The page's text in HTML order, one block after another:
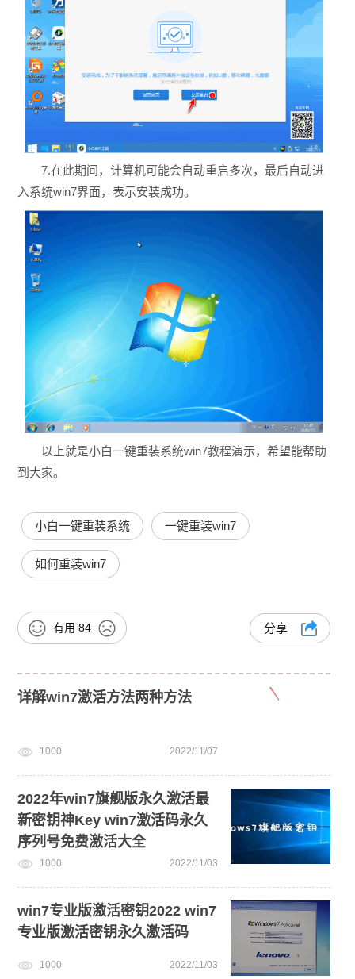
7.在此期间，计算机可能会自动重启多次，最后自动进
入系统win7界面，表示安装成功。
以上就是小白一键重装系统win7教程演示，希望能帮助
到大家。
小白一键重装系统 一键重装win7
如何重装win7
有用 84 分享
详解win7激活方法两种方法
1000 2022/11/07
2022年win7旗舰版永久激活最
新密钥神Key win7激活码永久
序列号免费激活大全
1000 2022/11/03
win7专业版激活密钥2022 win7
专业版激活密钥永久激活码
1000 2022/11/03